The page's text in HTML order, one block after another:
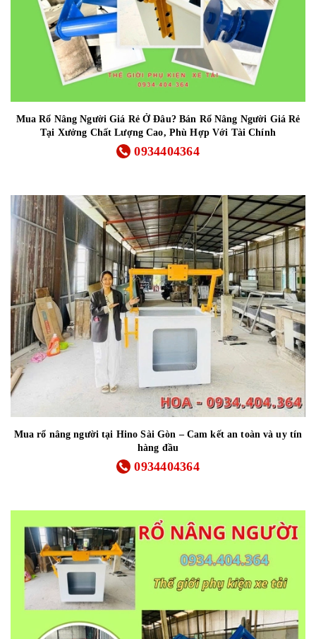
Mua Rổ Nâng Người Giá Rẻ Ở Đâu? Bán Rổ Nâng Người Giá Rẻ
Tại Xưởng Chất Lượng Cao, Phù Hợp Với Tài Chính
0934404364
Mua rổ nâng người tại Hino Sài Gòn – Cam kết an toàn và uy tín
hàng đầu
0934404364